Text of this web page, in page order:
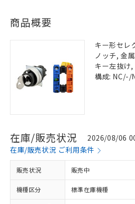
商品概要
キー形セレ
ノッチ, 金
キー左抜け
構成: NC/-/
在庫/販売状況
2026/08/06
在庫/販売状況 ご利用条件
販売状況 販売中
機種区分 標準在庫機種